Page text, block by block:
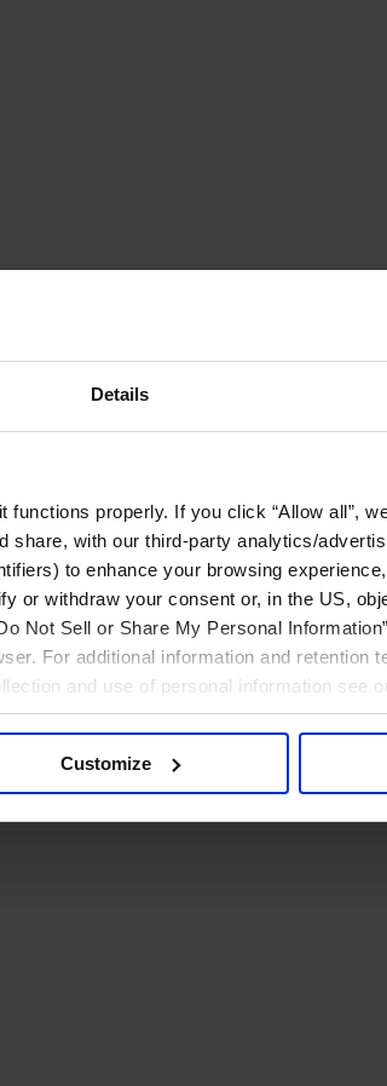
Details
properly. If you click “Allow all”,
share, with our third-party analytics/
to enhance your browsing
or withdraw your consent or, in the US,
Not Sell or Share My Personal
For additional information and retention
and use of personal information see
Customize